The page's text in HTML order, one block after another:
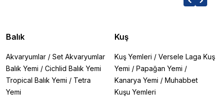
Balık
Akvaryumlar / Set Akvaryumlar
Balık Yemi / Cichlid Balık Yemi
Tropical Balık Yemi / Tetra
Yemi
Kuş
Kuş Yemleri / Versele Laga Kuş
Yemi / Papağan Yemi /
Kanarya Yemi / Muhabbet
Kuşu Yemleri